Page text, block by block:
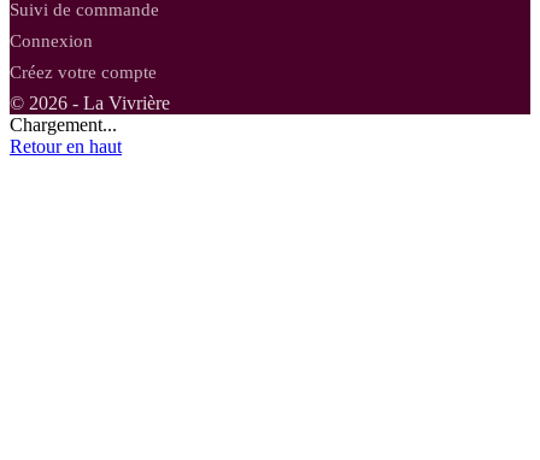
Suivi de commande
Connexion
Créez votre compte
© 2026 - La Vivrière
Chargement...
Retour en haut